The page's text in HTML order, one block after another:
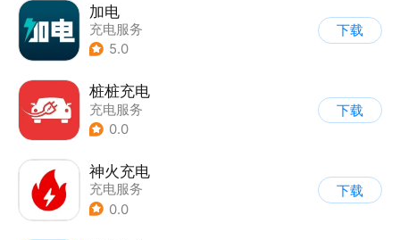
加电
充电服务
5.0
下载
桩桩充电
充电服务
0.0
下载
神火充电
充电服务
0.0
下载